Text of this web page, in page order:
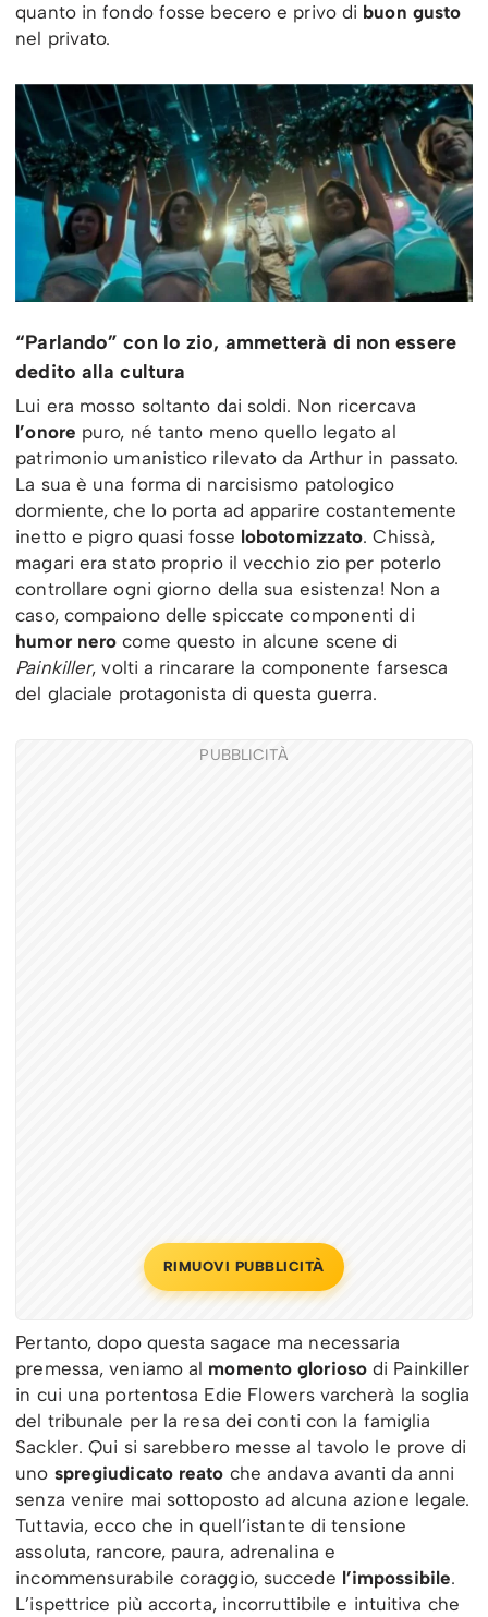
quanto in fondo fosse becero e privo di buon gusto
nel privato.
“Parlando” con lo zio, ammetterà di non essere
dedito alla cultura
Lui era mosso soltanto dai soldi. Non ricercava
l’onore puro, né tanto meno quello legato al
patrimonio umanistico rilevato da Arthur in passato.
La sua è una forma di narcisismo patologico
dormiente, che lo porta ad apparire costantemente
inetto e pigro quasi fosse lobotomizzato. Chissà,
magari era stato proprio il vecchio zio per poterlo
controllare ogni giorno della sua esistenza! Non a
caso, compaiono delle spiccate componenti di
humor nero come questo in alcune scene di
Painkiller, volti a rincarare la componente farsesca
del glaciale protagonista di questa guerra.
PUBBLICITÀ
RIMUOVI PUBBLICITÀ
Pertanto, dopo questa sagace ma necessaria
premessa, veniamo al momento gloriosodi Painkiller
in cui una portentosa Edie Flowers varcherà la soglia
del tribunale per la resa dei conti con la famiglia
Sackler. Qui si sarebbero messe al tavolo le prove di
uno spregiudicato reato che andava avanti da anni
senza venire mai sottoposto ad alcuna azione legale.
Tuttavia, ecco che in quell’istante di tensione
assoluta, rancore, paura, adrenalina e
incommensurabile coraggio, succede l’impossibile.
L’ispettrice più accorta, incorruttibile e intuitiva che